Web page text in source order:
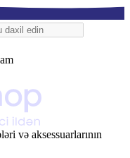
və aksessuarlarının